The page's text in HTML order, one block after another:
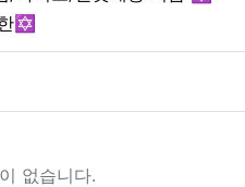
한✡️
없습니다.